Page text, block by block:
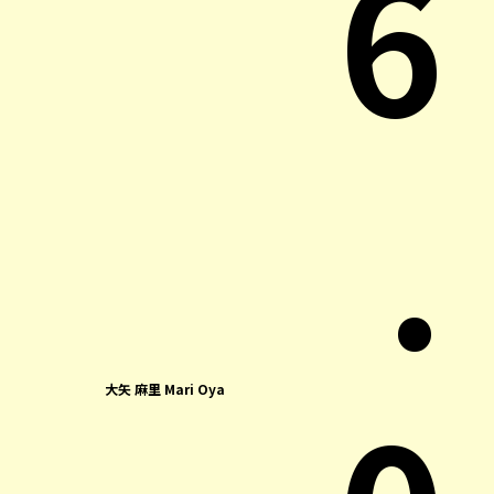
.